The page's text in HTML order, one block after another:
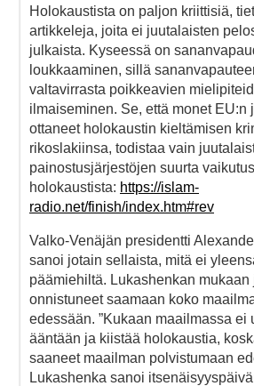
Holokaustista on paljon kriittisiä,
artikkeleja, joita ei juutalaisten
julkaista. Kyseessä on
loukkaaminen, sillä
valtavirrasta poikkeavien
ilmaiseminen. Se, että monet EU:n
ottaneet holokaustin kieltämisen
rikoslakiinsa, todistaa vain
painostusjärjestöjen suurta
holokaustista: https://islam-
radio.net/finish/index.htm#rev
Valko-Venäjän presidentti
sanoi jotain sellaista, mitä ei
päämiehiltä. Lukashenkan
onnistuneet saamaan koko
edessään. ”Kukaan maailmassa ei
ääntään ja kiistää holokaustia,
saaneet maailman polvistumaan
Lukashenka sanoi